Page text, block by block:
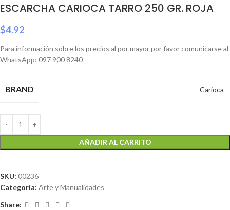
ESCARCHA CARIOCA TARRO 250 GR. ROJA
$4.92
Para información sobre los precios al por mayor por favor comunicarse al
WhatsApp: 097 900 8240
BRAND Carioca
AÑADIR AL CARRITO
SKU: 00236
Categoría: Arte y Manualidades
Share: